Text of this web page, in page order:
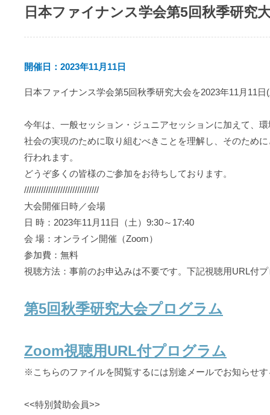
日本ファイナンス学会第5回秋季研究
開催日：2023年11月11日
日本ファイナンス学会第5回秋季研究大会を2023年11月11
今年は、一般セッション・ジュニアセッションに加えて、
社会の実現のために取り組むべきことを理解し、そのため
行われます。
どうぞ多くの皆様のご参加をお待ちしております。
///////////////////////////////
大会開催日時／会場
日 時：2023年11月11日（土）9:30～17:40
会 場：オンライン開催（Zoom）
参加費：無料
視聴方法：事前のお申込みは不要です。下記視聴用URL付
第5回秋季研究大会プログラム
Zoom視聴用URL付プログラム
※こちらのファイルを閲覧するには別途メールでお知らせ
<<特別賛助会員>>